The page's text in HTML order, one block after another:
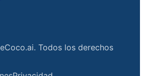
. Todos los derechos